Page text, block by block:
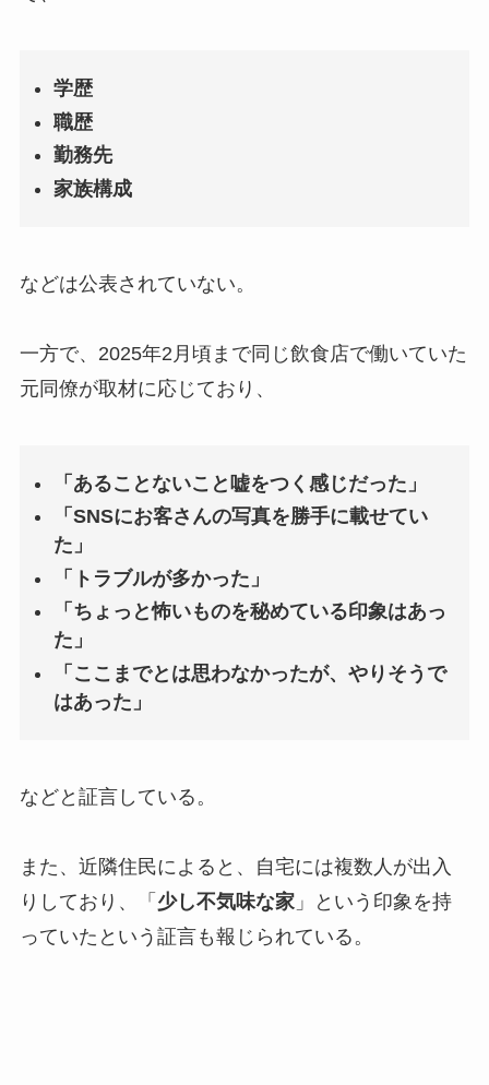
学歴
職歴
勤務先
家族構成
などは公表されていない。
一方で、2025年2月頃まで同じ飲食店で働いていた
元同僚が取材に応じており、
「あることないこと嘘をつく感じだった」
「SNSにお客さんの写真を勝手に載せてい
た」
「トラブルが多かった」
「ちょっと怖いものを秘めている印象はあっ
た」
「ここまでとは思わなかったが、やりそうで
はあった」
などと証言している。
また、近隣住民によると、自宅には複数人が出入
りしており、「 少し不気味な家」という印象を持
っていたという証言も報じられている。